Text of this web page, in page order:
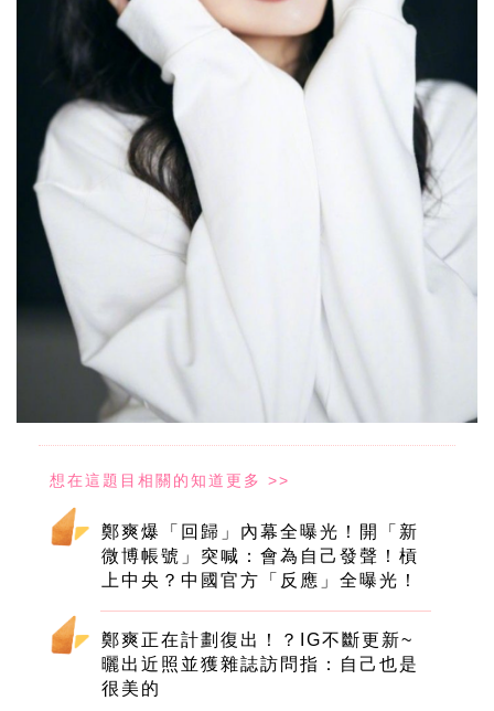
鄭爽爆「回歸」內幕全曝光！開「新
微博帳號」突喊：會為自己發聲！槓
上中央？中國官方「反應」全曝光！
鄭爽正在計劃復出！？IG不斷更新~
曬出近照並獲雜誌訪問指：自己也是
很美的